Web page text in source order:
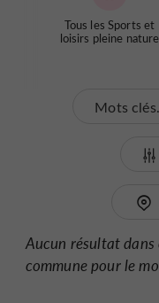
Tous les Sports et
loisirs pleine nature
Mots
Aucun résultat
commune pour le